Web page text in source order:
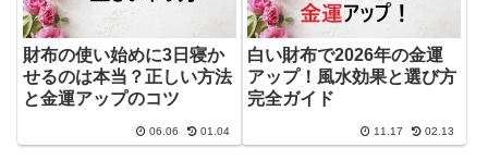
財布の使い始めに3日寝か
せるのは本当？正しい方法
と金運アップのコツ
06.06 01.04
白い財布で2026年の金運
アップ！風水効果と選び方
完全ガイド
11.17 02.13